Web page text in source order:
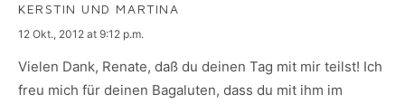
KERSTIN UND MARTINA
says:
12 Okt., 2012 at 9:12 p.m.
Vielen Dank, Renate, daß du deinen Tag mit mir teilst! Ich
freu mich für deinen Bagaluten, dass du mit ihm im